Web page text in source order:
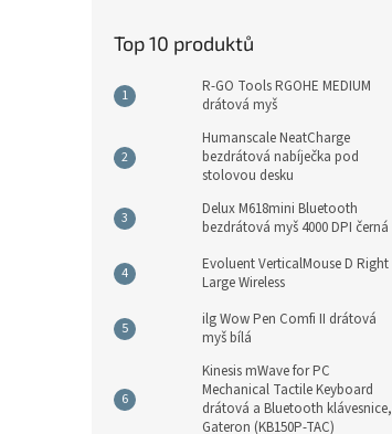
Top 10 produktů
R-GO Tools RGOHE MEDIUM
drátová myš
Humanscale NeatCharge
bezdrátová nabíječka pod
stolovou desku
Delux M618mini Bluetooth
bezdrátová myš 4000 DPI černá
Evoluent VerticalMouse D Right
Large Wireless
ilg Wow Pen Comfi II drátová
myš bílá
Kinesis mWave for PC
Mechanical Tactile Keyboard
drátová a Bluetooth klávesnice,
Gateron (KB150P-TAC)